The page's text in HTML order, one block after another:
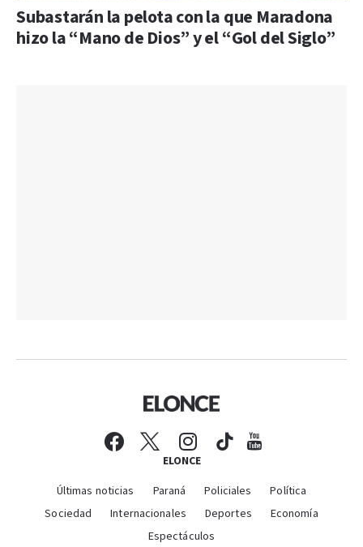
Subastarán la pelota con la que Maradona
hizo la “Mano de Dios” y el “Gol del Siglo”
ELONCE
Últimas noticias Paraná Policiales
Política
Sociedad
Internacionales Deportes
Economía
Espectáculos